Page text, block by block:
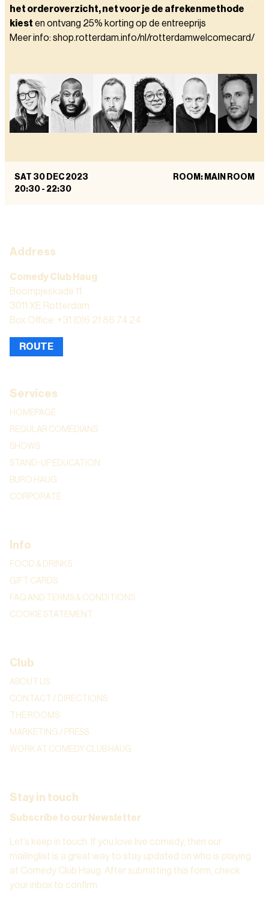
het orderoverzicht, net voor je de afrekenmethode
kiest en ontvang 25% korting op de entreeprijs
Meer info: shop.rotterdam.info/nl/rotterdamwelcomecard/
SAT 30 DEC 2023
20:30 - 22:30
ROOM: MAIN ROOM
Address
Comedy Club Haug
Boompjeskade 11
3011 XE Rotterdam
Box Office: +31 (0)6 21 86 74 24
ROUTE
Services
HOMEPAGE
REGULAR COMEDIANS
SHOWS
STAND-UP EDUCATION
BURO HAUG
CORPORATE
Info
FOOD & DRINKS
GIFT CARDS
FAQ AND TERMS & CONDITIONS
COOKIE STATEMENT
Club
ABOUT US
CONTACT / DIRECTIONS
THE ROOMS
MARKETING / PRESS
WORK AT COMEDY CLUB HAUG
Stay in touch
Subscribe to our Newsletter
Let’s keep in touch. If you love live comedy, then our
mailinglist is a great way to stay updated on who is playing
at Comedy Club Haug. After submitting this form, check
your inbox to confirm.